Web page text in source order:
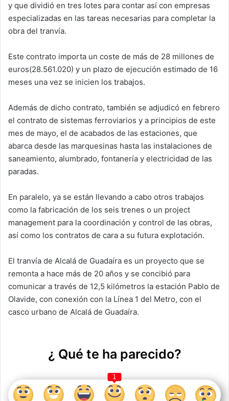
y que dividió en tres lotes para contar así con empresas
especializadas en las tareas necesarias para completar la
obra del tranvía.
Este contrato importa un coste de más de 28 millones de
euros(28.561.020) y un plazo de ejecución estimado de 16
meses una vez se inicien los trabajos.
Además de dicho contrato, también se adjudicó en febrero
el contrato de sistemas ferroviarios y a principios de este
mes de mayo, el de acabados de las estaciones, que
abarca desde las marquesinas hasta las instalaciones de
saneamiento, alumbrado, fontanería y electricidad de las
paradas.
En paralelo, ya se están llevando a cabo otros trabajos
como la fabricación de los seis trenes o un project
management para la coordinación y control de las obras,
así como los contratos de cara a su futura explotación.
El tranvía de Alcalá de Guadaíra es un proyecto que se
remonta a hace más de 20 años y se concibió para
comunicar a través de 12,5 kilómetros la estación Pablo de
Olavide, con conexión con la Línea 1 del Metro, con el
casco urbano de Alcalá de Guadaíra.
¿ Qué te ha parecido?
1